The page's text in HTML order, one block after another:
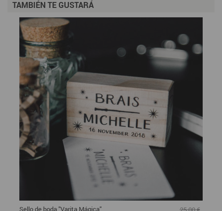
TAMBIÉN TE GUSTARÁ